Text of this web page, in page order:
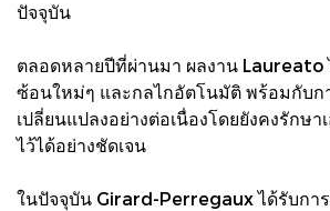
ปัจจุบัน
ตลอดหลายปีที่ผ่านมา ผลงาน Laureato
ซ้อนใหม่ๆ และกลไกอัตโนมัติ พร้อมกับ
เปลี่ยนแปลงอย่างต่อเนื่องโดยยังคงรักษ
ไว้ได้อย่างชัดเจน
ในปัจจุบัน Girard-Perregaux ได้รับกา